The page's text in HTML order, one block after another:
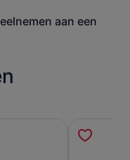
aan een